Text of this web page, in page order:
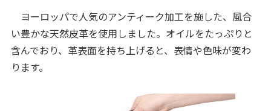
ヨーロッパで人気のアンティーク加工を施した、風合
い豊かな天然皮革を使用しました。オイルをたっぷりと
含んでおり、革表面を持ち上げると、表情や色味が変わ
ります。